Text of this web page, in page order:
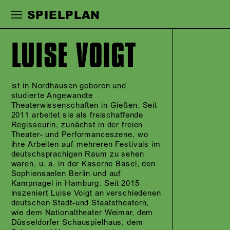
Zur Hauptnavigation springen
SPIELPLAN
LUISE VOIGT
ist in Nordhausen geboren und
studierte Angewandte
Theaterwissenschaften in Gießen. Seit
2011 arbeitet sie als freischaffende
Regisseurin, zunächst in der freien
Theater- und Performanceszene, wo
ihre Arbeiten auf mehreren Festivals im
deutschsprachigen Raum zu sehen
waren, u. a. in der Kaserne Basel, den
Sophiensaelen Berlin und auf
Kampnagel in Hamburg. Seit 2015
inszeniert Luise Voigt an verschiedenen
deutschen Stadt-und Staatstheatern,
wie dem Nationaltheater Weimar, dem
Düsseldorfer Schauspielhaus, dem